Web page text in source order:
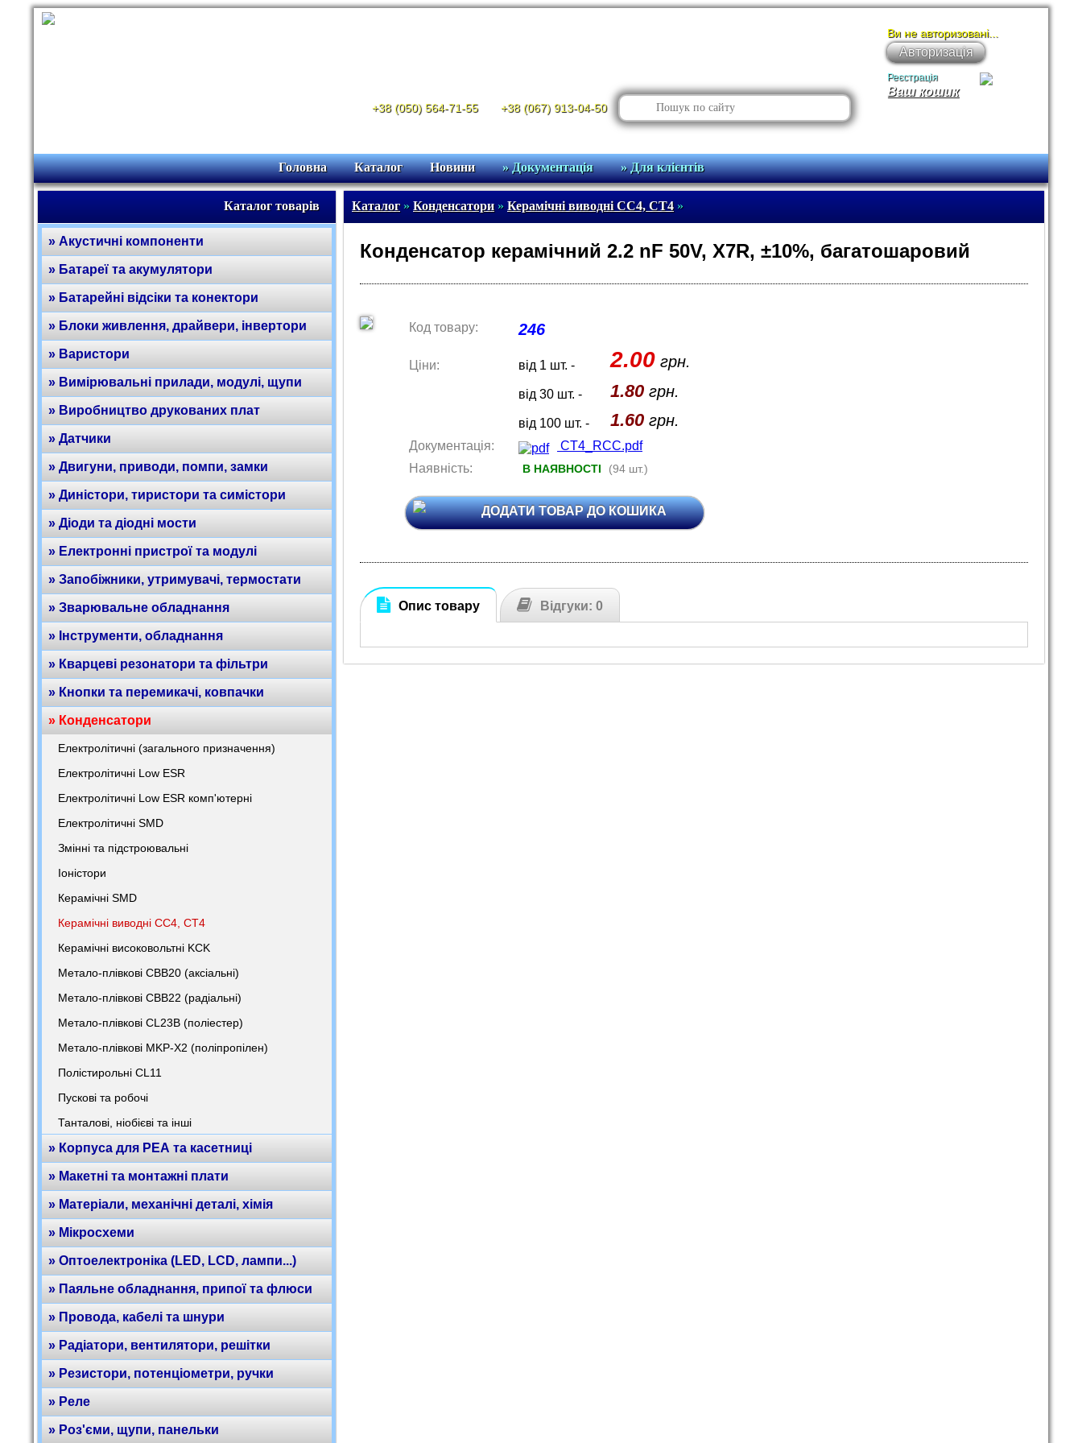
+38 (050) 564-71-55 +38 (067) 913-04-50
Ваш кошик
Ви не авторизовані...
Авторизація
Реєстрація
Головна Каталог Новини » Документація » Для клієнтів
Каталог товарів
» Акустичні компоненти
» Батареї та акумулятори
» Батарейні відсіки та конектори
» Блоки живлення, драйвери, інвертори
» Варистори
» Вимірювальні прилади, модулі, щупи
» Виробництво друкованих плат
» Датчики
» Двигуни, приводи, помпи, замки
» Диністори, тиристори та симістори
» Діоди та діодні мости
» Електронні пристрої та модулі
» Запобіжники, утримувачі, термостати
» Зварювальне обладнання
» Інструменти, обладнання
» Кварцеві резонатори та фільтри
» Кнопки та перемикачі, ковпачки
» Конденсатори
Електролітичні (загального призначення)
Електролітичні Low ESR
Електролітичні Low ESR комп'ютерні
Електролітичні SMD
Змінні та підстроювальні
Іоністори
Керамічні SMD
Керамічні виводні CC4, CT4
Керамічні високовольтні KCK
Метало-плівкові CBB20 (аксіальні)
Метало-плівкові CBB22 (радіальні)
Метало-плівкові CL23B (поліестер)
Метало-плівкові MKP-X2 (поліпропілен)
Полістирольні CL11
Пускові та робочі
Танталові, ніобієві та інші
» Корпуса для РЕА та касетниці
» Макетні та монтажні плати
» Матеріали, механічні деталі, хімія
» Мікросхеми
» Оптоелектроніка (LED, LCD, лампи...)
» Паяльне обладнання, припої та флюси
» Провода, кабелі та шнури
» Радіатори, вентилятори, решітки
» Резистори, потенціометри, ручки
» Реле
» Роз'єми, щупи, панельки
Каталог» Конденсатори» Керамічні виводні CC4, CT4»
Конденсатор керамічний 2.2 nF 50V, X7R, ±10%, багатошаровий
Код товару: 246
Ціни: від 1 шт. - 2.00 грн.
від 30 шт. - 1.80 грн.
від 100 шт. - 1.60 грн.
Документація:
CT4_RCC.pdf
Наявність:
В НАЯВНОСТІ (94 шт.)
ДОДАТИ ТОВАР ДО КОШИКА
Опис товару Відгуки: 0